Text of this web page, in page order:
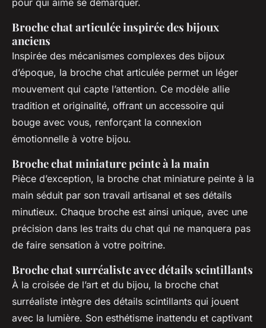
pour qui aime se démarquer.
Broche chat articulée inspirée des bijoux
anciens
Inspirée des mécanismes complexes des bijoux
d’époque, la broche chat articulée permet un léger
mouvement qui capte l’attention. Ce modèle allie
tradition et originalité, offrant un accessoire qui
bouge avec vous, renforçant la connexion
émotionnelle à votre bijou.
Broche chat miniature peinte à la main
Pièce d’exception, la broche chat miniature peinte à la
main séduit par son travail artisanal et ses détails
minutieux. Chaque broche est ainsi unique, avec une
précision dans les traits du chat qui ne manquera pas
de faire sensation à votre poitrine.
Broche chat surréaliste avec détails scintillants
À la croisée de l’art et du bijou, la broche chat
surréaliste intègre des détails scintillants qui jouent
avec la lumière. Son esthétisme inattendu et captivant